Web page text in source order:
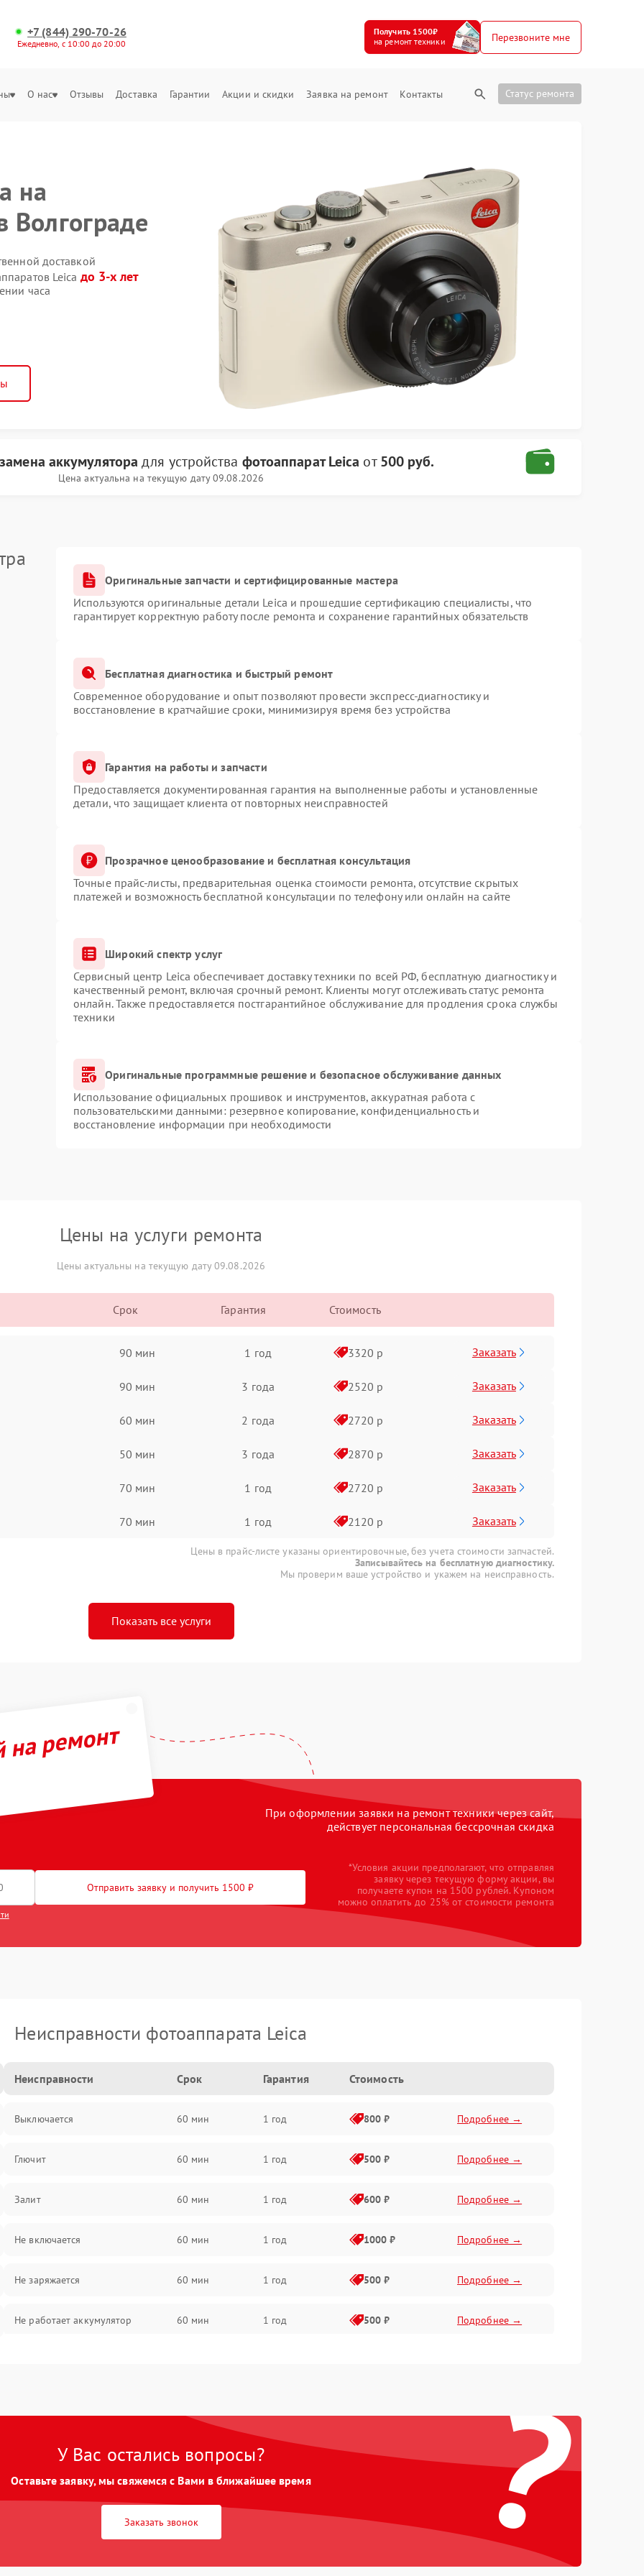
+7 (844) 290-70-26
Ежедневно, с 10:00 до 20:00
Получить 1500₽
на ремонт техники
Перезвоните мне
О нас Отзывы Доставка Гарантии Акции и скидки Заявка на ремонт Контакты Статус ремонта
на
Волгограде
доставкой
Leica до 3-х лет
часа
замена аккумулятора для устройства фотоаппарат Leica от500 руб.
Цена актуальна на текущую дату 09.08.2026
Оригинальные запчасти и сертифицированные мастера
Используются оригинальные детали Leica и прошедшие сертификацию специалисты, что
гарантирует корректную работу после ремонта и сохранение гарантийных обязательств
Бесплатная диагностика и быстрый ремонт
Современное оборудование и опыт позволяют провести экспресс-диагностику и
восстановление в кратчайшие сроки, минимизируя время без устройства
Гарантия на работы и запчасти
Предоставляется документированная гарантия на выполненные работы и установленные
детали, что защищает клиента от повторных неисправностей
Прозрачное ценообразование и бесплатная консультация
Точные прайс-листы, предварительная оценка стоимости ремонта, отсутствие скрытых
платежей и возможность бесплатной консультации по телефону или онлайн на сайте
Широкий спектр услуг
Сервисный центр Leica обеспечивает доставку техники по всей РФ, бесплатную диагностику и
качественный ремонт, включая срочный ремонт. Клиенты могут отслеживать статус ремонта
онлайн. Также предоставляется постгарантийное обслуживание для продления срока службы
техники
Оригинальные программные решение и безопасное обслуживание данных
Использование официальных прошивок и инструментов, аккуратная работа с
пользовательскими данными: резервное копирование, конфиденциальность и
восстановление информации при необходимости
Цены на услуги ремонта
Цены актуальны на текущую дату 09.08.2026
Срок Гарантия Стоимость
90 мин 1 год 3320 р Заказать
90 мин 3 года 2520 р Заказать
60 мин 2 года 2720 р Заказать
50 мин 3 года 2870 р Заказать
70 мин 1 год 2720 р Заказать
70 мин 1 год 2120 р Заказать
Цены в прайс-листе указаны ориентировочные, без учета стоимости запчастей.
Записывайтесь на бесплатную диагностику.
Мы проверим ваше устройство и укажем на неисправность.
Показать все услуги
ремонт
При оформлении заявки на ремонт техники через сайт,
действует персональная бессрочная скидка
Отправить заявку и получить 1500 ₽
*Условия акции предполагают, что отправляя
заявку через текущую форму акции, вы
получаете купон на 1500 рублей. Купоном
можно оплатить до 25% от стоимости ремонта
Неисправности фотоаппарата Leica
Неисправности Срок Гарантия Стоимость
Выключается 60 мин 1 год 800 ₽ Подробнее →
Глючит 60 мин 1 год 500 ₽ Подробнее →
Залит 60 мин 1 год 600 ₽ Подробнее →
Не включается 60 мин 1 год 1000 ₽ Подробнее →
Не заряжается 60 мин 1 год 500 ₽ Подробнее →
Не работает аккумулятор 60 мин 1 год 500 ₽ Подробнее →
?
У Вас остались вопросы?
Оставьте заявку, мы свяжемся с Вами в ближайшее время
Заказать звонок